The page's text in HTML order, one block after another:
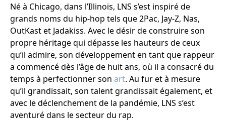
Né à Chicago, dans l’Illinois, LNS s’est inspiré de
grands noms du hip-hop tels que 2Pac, Jay-Z, Nas,
OutKast et Jadakiss. Avec le désir de construire son
propre héritage qui dépasse les hauteurs de ceux
qu’il admire, son développement en tant que rappeur
a commencé dès l’âge de huit ans, où il a consacré du
temps à perfectionner son art. Au fur et à mesure
qu’il grandissait, son talent grandissait également, et
avec le déclenchement de la pandémie, LNS s’est
aventuré dans le secteur du rap.